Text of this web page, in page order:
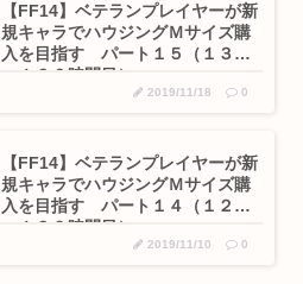
【FF14】ベテランプレイヤーが新
規キャラでハウジングＭサイズ購
入を目指す パート１５（１３０
～１３２時間目）
2019/11/18 0
【FF14】ベテランプレイヤーが新
規キャラでハウジングＭサイズ購
入を目指す パート１４（１２７
～１２９時間目）
2019/11/10 0